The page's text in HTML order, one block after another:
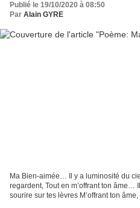
Publié le 19/10/2020 à 08:50
Par Alain GYRE
Ma Bien-aimée… Il y a luminosité du
regardent, Tout en m’offrant ton
sourire sur tes lèvres M’offrant ton